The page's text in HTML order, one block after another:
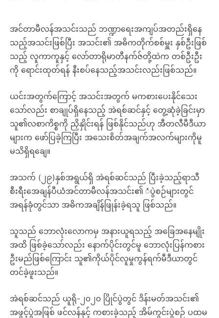
အင်တာမီလန်အသင်းသည် ဘဏ္ဍာရေးအကျပ်အတည်းရှိနေ
သည့်အသင်းဖြစ်ပြီး အသင်း၏ အဓိကတိုက်စစ်မှူး နှစ်ဦးဖြစ်
သည့် လူကာကူနှင့် လော်တာရိုမာတီနက်ဇ်တို့ထဲက တစ်ဦးဦး
ကို ရောင်းထုတ်ရန် နီးစပ်နေသည့်အသင်းလည်းဖြစ်သည်။
ယင်းအတွက်ကြောင့် အသင်းအတွက် မကစားပေးနိုင်သေး
သော်လည်း စာချုပ်ရှိနေသည့် အဲရစ်ဆင်နှင့် တွေ့ဆုံခဲ့ခြင်းမှာ
သူ၏လစာကိစ္စကို ညှိနှိုင်းရန် ဖြစ်နိုင်သည်ဟု အီတလီမီဒီယာ
များက ဖော်ပြခဲ့ကြပြီး အသေးစိတ်အချက်အလက်များကိုမူ
မသိရှိရချေ။
အသက် (၂၉)နှစ်အရွယ်ရှိ အဲရစ်ဆင်သည် ပြီးခဲ့သည့်ရာသီ
စီးရီးအေချန်ပီယံအင်တာမီလန်အသင်း၏ ံပွဲစဉ်များတွင်
အရန်ခုံတွင်သာ အဓိကအချိန်ဖြုန်းခဲ့ရသူ ဖြစ်သည်။
သူသည် ဘောလုံးလောကမှ အနားယူရသည့် အခြေအနေမျိုး
အထိ ဖြစ်ခဲ့သော်လည်း နောက်ပိုင်းတွင်မူ ဘောလုံးပြန်ကစား
ဦးမည်ဖြစ်ကြောင်း သူ၏ကိုယ်ပိုင်လူမှုကွန်ရက်မီဒီယာတွင်
တင်ခဲ့ဖူးသည်။
အဲရစ်ဆင်သည် ယူရို-၂၀၂၀ ပြိုင်ပွဲတွင် ဒိန်းမတ်အသင်း၏
အဖွင့်ပွဲအဖြစ် ဖင်လန်နှင့် ကစားခဲ့သည့် အိမ်ကွင်းပွဲစဉ် ပထမ